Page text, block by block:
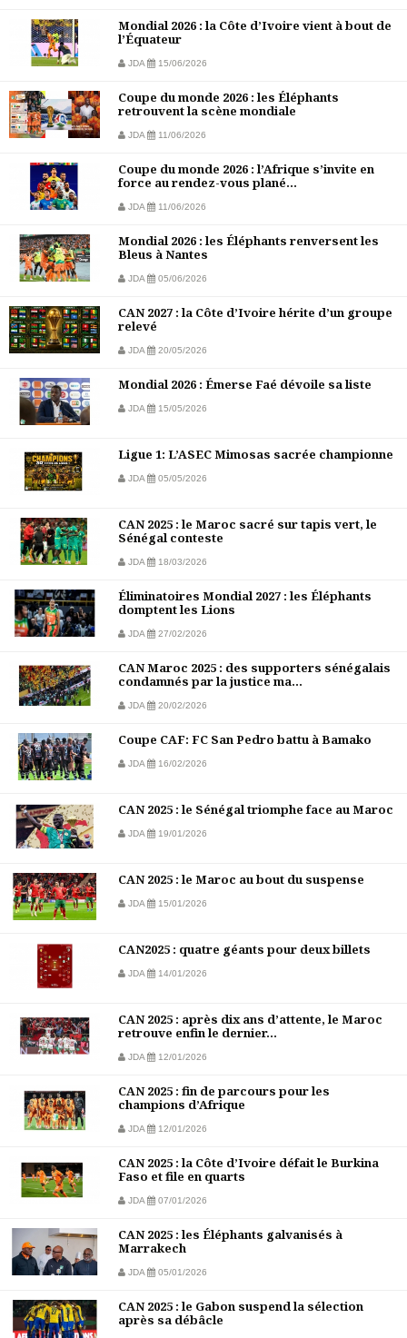
Mondial 2026 : la Côte d’Ivoire vient à bout de
l’Équateur
JDA 15/06/2026
Coupe du monde 2026 : les Éléphants
retrouvent la scène mondiale
JDA 11/06/2026
Coupe du monde 2026 : l’Afrique s’invite en
force au rendez-vous plané...
JDA 11/06/2026
Mondial 2026 : les Éléphants renversent les
Bleus à Nantes
JDA 05/06/2026
CAN 2027 : la Côte d’Ivoire hérite d’un groupe
relevé
JDA 20/05/2026
Mondial 2026 : Émerse Faé dévoile sa liste
JDA 15/05/2026
Ligue 1: L’ASEC Mimosas sacrée championne
JDA 05/05/2026
CAN 2025 : le Maroc sacré sur tapis vert, le
Sénégal conteste
JDA 18/03/2026
Éliminatoires Mondial 2027 : les Éléphants
domptent les Lions
JDA 27/02/2026
CAN Maroc 2025 : des supporters sénégalais
condamnés par la justice ma...
JDA 20/02/2026
Coupe CAF: FC San Pedro battu à Bamako
JDA 16/02/2026
CAN 2025 : le Sénégal triomphe face au Maroc
JDA 19/01/2026
CAN 2025 : le Maroc au bout du suspense
JDA 15/01/2026
CAN2025 : quatre géants pour deux billets
JDA 14/01/2026
CAN 2025 : après dix ans d’attente, le Maroc
retrouve enfin le dernier...
JDA 12/01/2026
CAN 2025 : fin de parcours pour les
champions d’Afrique
JDA 12/01/2026
CAN 2025 : la Côte d’Ivoire défait le Burkina
Faso et file en quarts
JDA 07/01/2026
CAN 2025 : les Éléphants galvanisés à
Marrakech
JDA 05/01/2026
CAN 2025 : le Gabon suspend la sélection
après sa débâcle